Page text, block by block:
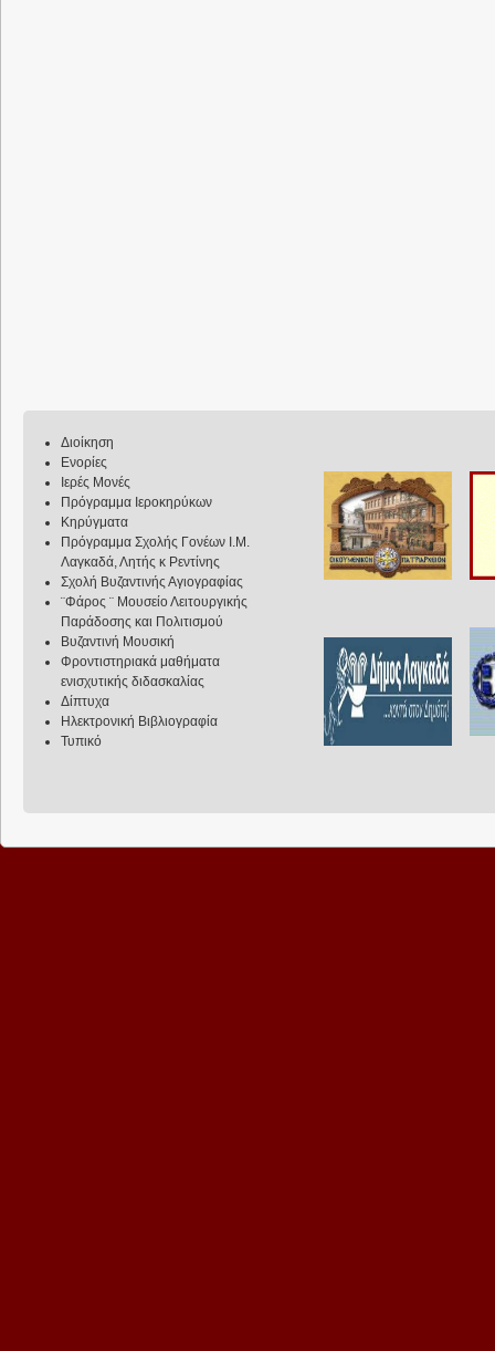
Διοίκηση
Ενορίες
Ιερές Μονές
Πρόγραμμα Ιεροκηρύκων
Κηρύγματα
Πρόγραμμα Σχολής Γονέων Ι.Μ.
Λαγκαδά, Λητής κ Ρεντίνης
Σχολή Βυζαντινής Αγιογραφίας
¨Φάρος ¨ Μουσείο Λειτουργικής
Παράδοσης και Πολιτισμού
Βυζαντινή Μουσική
Φροντιστηριακά μαθήματα
ενισχυτικής διδασκαλίας
Δίπτυχα
Ηλεκτρονική Βιβλιογραφία
Τυπικό